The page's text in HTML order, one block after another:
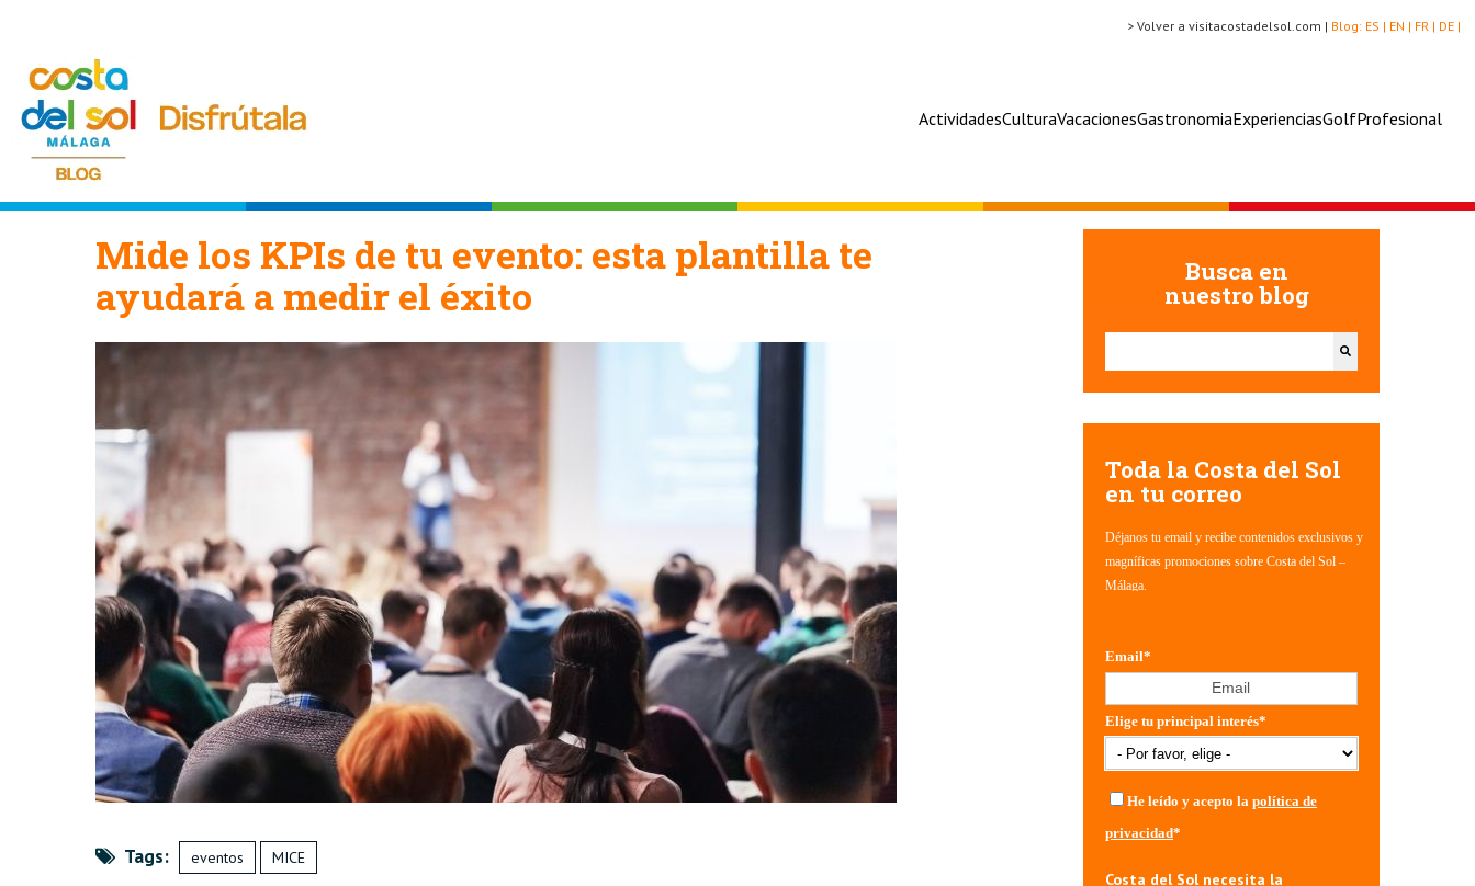
DE |
FR |
EN |
ES |
Blog:
> Volver a visitacostadelsol.com |
ActividadesCulturaVacacionesGastronomiaExperienciasGolfProfesional
Mide los KPIs de tu evento: esta plantilla te
ayudará a medir el éxito
Tags: eventos MICE
Busca en
nuestro blog
Esto es un campo de búsqueda con una función de
Toda la Costa del Sol
en tu correo
Déjanos tu email y recibe contenidos exclusivos y
magníficas promociones sobre Costa del Sol –
Málaga.
Email*
Elige tu principal interés*
He leído y acepto la política de
privacidad*
Costa del Sol necesita la